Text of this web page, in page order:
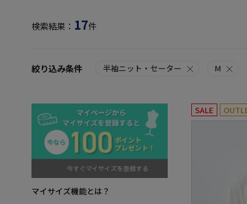
検索結果： 17件
絞り込み条件 半袖ニット・セーター M
マイサイズ機能とは？
SALE